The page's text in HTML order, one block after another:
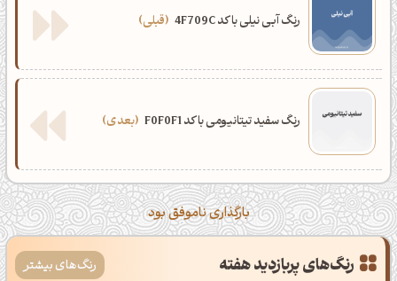
رنگ آبی نیلی با کد 4F709C قبلی
رنگ سفید تیتانیومی با کد F0F0F1 بعدی
بارگذاری ناموفق بود
رنگ‌های پربازدید هفته رنگ‌های بیشتر